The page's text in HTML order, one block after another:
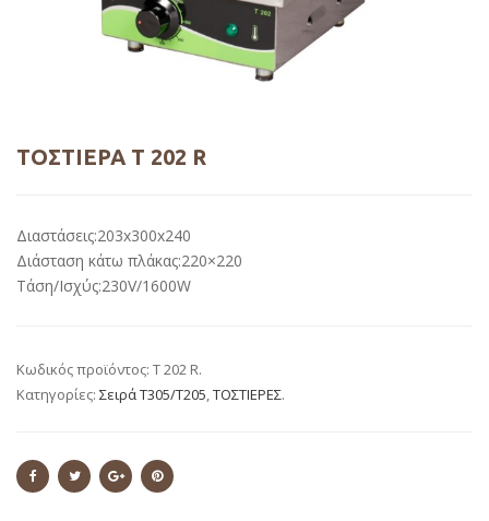
ΤΟΣΤΙΈΡΑ Τ 202 R
Διαστάσεις:203x300x240
Διάσταση κάτω πλάκας:220×220
Τάση/Ισχύς:230V/1600W
Κωδικός προϊόντος: T 202 R.
Κατηγορίες: Σειρά Τ305/Τ205,ΤΟΣΤΙΕΡΕΣ.